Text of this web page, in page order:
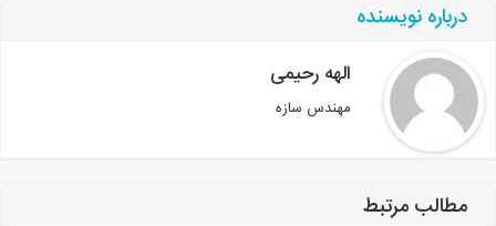
درباره نویسنده
الهه رحیمی
مهندس سازه
مطالب مرتبط